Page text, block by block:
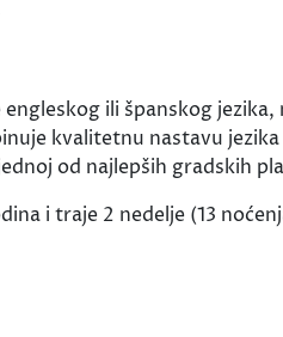
ili španskog
kvalitetnu nastavu
od najlepših gradskih
i traje 2 nedelje (13